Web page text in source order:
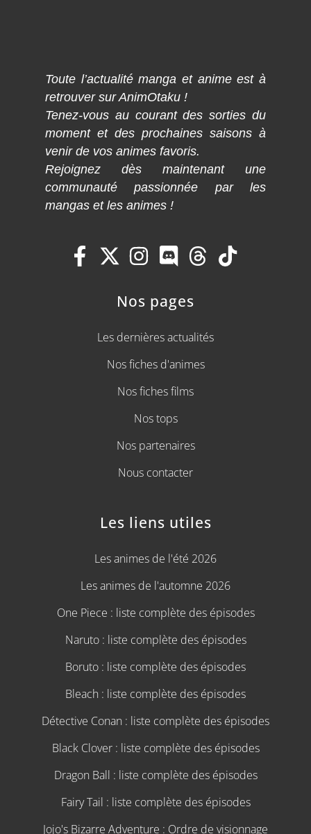
Toute l’actualité manga et anime est à
retrouver sur AnimOtaku !
Tenez-vous au courant des sorties du
moment et des prochaines saisons à
venir de vos animes favoris.
Rejoignez dès maintenant une
communauté passionnée par les
mangas et les animes !
Nos pages
Les dernières actualités
Nos fiches d'animes
Nos fiches films
Nos tops
Nos partenaires
Nous contacter
Les liens utiles
Les animes de l'été 2026
Les animes de l'automne 2026
One Piece : liste complète des épisodes
Naruto : liste complète des épisodes
Boruto : liste complète des épisodes
Bleach : liste complète des épisodes
Détective Conan : liste complète des épisodes
Black Clover : liste complète des épisodes
Dragon Ball : liste complète des épisodes
Fairy Tail : liste complète des épisodes
Jojo's Bizarre Adventure : Ordre de visionnage